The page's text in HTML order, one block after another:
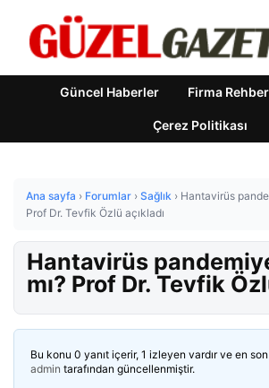
Güncel Haberler Firma
Çerez Politikası
Ana sayfa › Forumlar › Sağlık › Hantavirüs
Prof Dr. Tevfik Özlü açıkladı
Hantavirüs
mı? Prof Dr. Tevfik
Bu konu 0 yanıt içerir, 1 izleyen vardır ve en son
admin tarafından güncellenmiştir.